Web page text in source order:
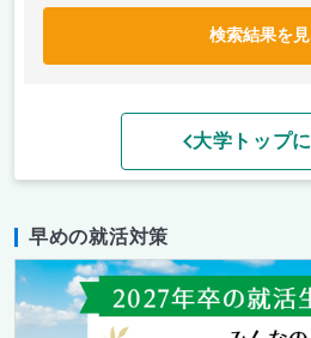
検索結果を
大学トップ
早めの就活対策